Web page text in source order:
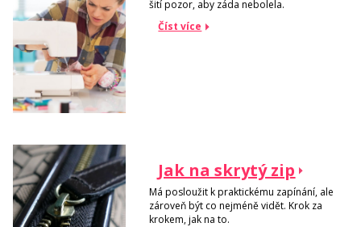
šití pozor, aby záda nebolela.
Číst více
Jak na skrytý zip
Má posloužit k praktickému zapínání, ale
zároveň být co nejméně vidět. Krok za
krokem, jak na to.